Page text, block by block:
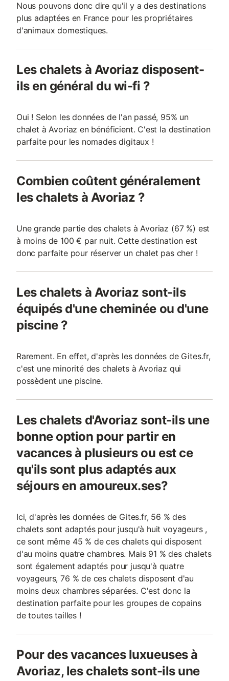
Nous pouvons donc dire qu'il y a des destinations
plus adaptées en France pour les propriétaires
d'animaux domestiques.
Les chalets à Avoriaz disposent-
ils en général du wi-fi ?
Oui ! Selon les données de l'an passé, 95% un
chalet à Avoriaz en bénéficient. C'est la destination
parfaite pour les nomades digitaux !
Combien coûtent généralement
les chalets à Avoriaz ?
Une grande partie des chalets à Avoriaz (67 %) est
à moins de 100 € par nuit. Cette destination est
donc parfaite pour réserver un chalet pas cher !
Les chalets à Avoriaz sont-ils
équipés d'une cheminée ou d'une
piscine ?
Rarement. En effet, d'après les données de Gites.fr,
c'est une minorité des chalets à Avoriaz qui
possèdent une piscine.
Les chalets d'Avoriaz sont-ils une
bonne option pour partir en
vacances à plusieurs ou est ce
qu'ils sont plus adaptés aux
séjours en amoureux.ses?
Ici, d'après les données de Gites.fr, 56 % des
chalets sont adaptés pour jusqu'à huit voyageurs ,
ce sont même 45 % de ces chalets qui disposent
d'au moins quatre chambres. Mais 91 % des chalets
sont également adaptés pour jusqu'à quatre
voyageurs, 76 % de ces chalets disposent d'au
moins deux chambres séparées. C'est donc la
destination parfaite pour les groupes de copains
de toutes tailles !
Pour des vacances luxueuses à
Avoriaz, les chalets sont-ils une